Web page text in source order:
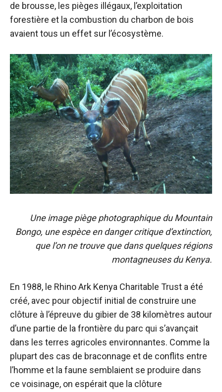
de brousse, les pièges illégaux, l’exploitation
forestière et la combustion du charbon de bois
avaient tous un effet sur l’écosystème.
Une image piège photographique du Mountain
Bongo, une espèce en danger critique d’extinction,
que l’on ne trouve que dans quelques régions
montagneuses du Kenya.
En 1988, le Rhino Ark Kenya Charitable Trust a été
créé, avec pour objectif initial de construire une
clôture à l’épreuve du gibier de 38 kilomètres autour
d’une partie de la frontière du parc qui s’avançait
dans les terres agricoles environnantes. Comme la
plupart des cas de braconnage et de conflits entre
l’homme et la faune semblaient se produire dans
ce voisinage, on espérait que la clôture